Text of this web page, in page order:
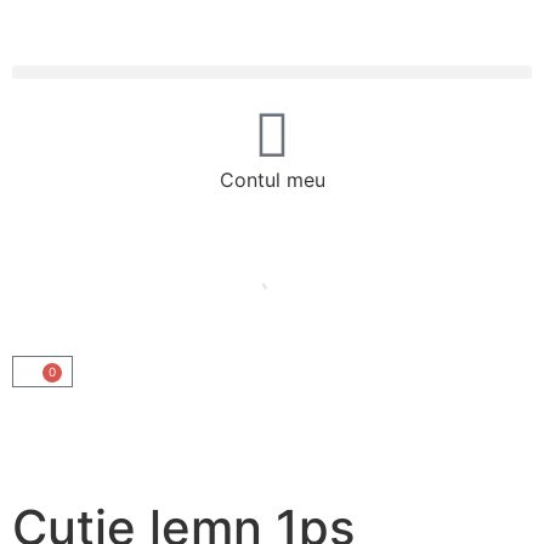
Contul meu
0
Cutie lemn 1ps